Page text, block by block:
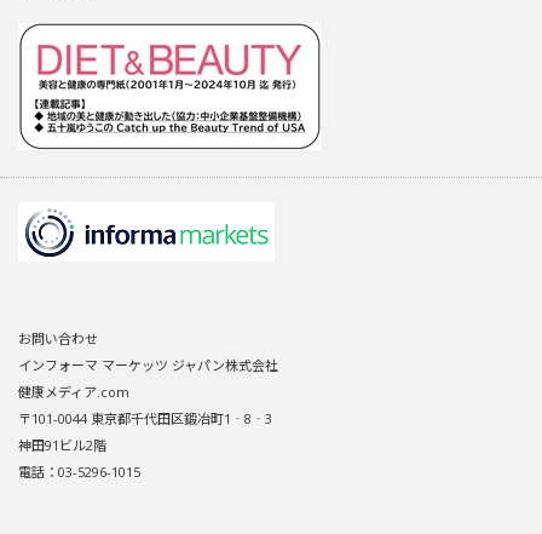
お問い合わせ
インフォーマ マーケッツ ジャパン株式会社
健康メディア.com
〒101-0044 東京都千代田区鍛冶町1‐8‐3
神田91ビル2階
電話：03-5296-1015